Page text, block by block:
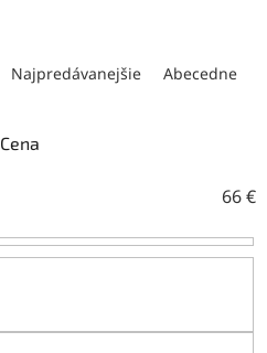
Najpredávanejšie Abecedne
Cena
66€